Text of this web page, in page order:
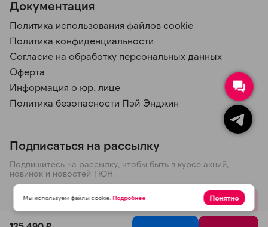
Документация
Политика использования файлов cookie
Политика конфиденциальности
Согласие на обработку персональных данных
Оферта
Информация о юр. лице
Политика безопасности Пэй Энджин
Подписаться на рассылку
Подпишитесь на рассылку, чтобы быть в курсе акций,
новинок и новостей ТЮН.
Отправить
Мы используем файлы cookie.Подробнее Понятно